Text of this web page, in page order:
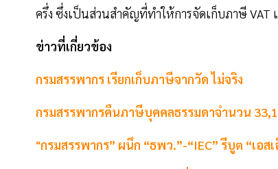
ครึ่ง ซึ่งเป็นส่วนสำคัญที่ทำให้การจัดเก็บภาษี VAT
ข่าวที่เกี่ยวข้อง
กรมสรรพากร เรียกเก็บภาษีจากวัด ไม่จริง
กรมสรรพากรคืนภาษีบุคคลธรรมดาจำนวน
"กรมสรรพากร” ผนึก “ธพว.”-“IEC” รีบูต “เ